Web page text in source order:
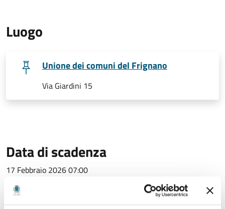
Luogo
Unione dei comuni del Frignano
Via Giardini 15
Data di scadenza
17 Febbraio 2026 07:00